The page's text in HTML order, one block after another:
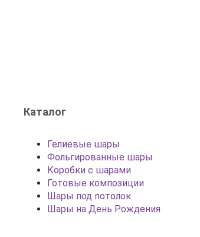
Каталог
Гелиевые шары
Фольгированные шары
Коробки с шарами
Готовые композиции
Шары под потолок
Шары на День Рождения